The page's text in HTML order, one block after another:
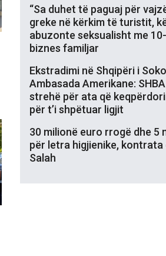
“Sa duhet të paguaj për
greke në kërkim të turistit,
abuzonte seksualisht me
biznes familjar
Ekstradimi në Shqipëri i
Ambasada Amerikane:
strehë për ata që
për t’i shpëtuar ligjit
30 milionë euro rrogë dhe 5
për letra higjienike, kontrata
Salah